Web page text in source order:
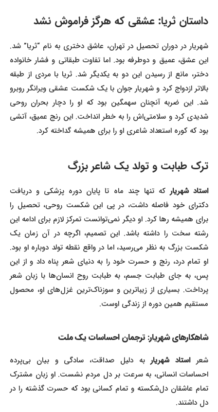
داستان ثریا: عشقی که هرگز فراموش نشد
شهریار در دوران تحصیل در تهران، عاشق دختری به نام “ثریا” شد.
این عشق، عمیق و دوطرفه بود. اما تفاوت طبقاتی و فشار خانواده
دختر، مانع از رسیدن این دو به یکدیگر شد. ثریا با مردی از طبقه
بالاتر ازدواج کرد و شهریار جوان با یک شکست عشقی ویرانگر روبرو
شد. این ضربه آنچنان سهمگین بود که او را دچار بحران روحی
شدیدی کرد و سلامتی‌اش را به خطر انداخت. این رنج عمیق، آتشی
بود که کوره استعداد شاعری او را برای همیشه گداخته کرد.
ترک طبابت و تولد یک شاعر بزرگ
استاد شهریارکه تنها چند ماه تا پایان دوره پزشکی و دریافت
دکترای خود فاصله داشت، در پی این شکست روحی، تحصیل را
برای همیشه رها کرد. او دیگر نمی‌توانست تمرکز لازم برای ادامه این
رشته سخت را داشته باشد. این تصمیم، اگرچه در آن زمان یک
شکست بزرگ به نظر می‌رسید، اما در واقع نقطه تولد دوباره او بود.
او تمام درد، رنج و حسرت خود را به دنیای شعر پناه داد و از این
پس، به جای طبابت جسم، به طبابت روح انسان‌ها با زبان شعر
پرداخت. بسیاری از زیباترین و سوزناک‌ترین غزل‌های او، محصول
مستقیم همین دوره از زندگی اوست.
شاهکارهای شهریار: ترجمان احساسات یک ملت
شعراستاد شهریاربه دلیل صداقت، سادگی و بیان بی‌پرده
احساسات انسانی، به سرعت بر دل مردم نشست. او زبان مشترک
تمام عاشقان دل‌شکسته و تمام کسانی بود که حسرت گذشته را در
دل داشتند.